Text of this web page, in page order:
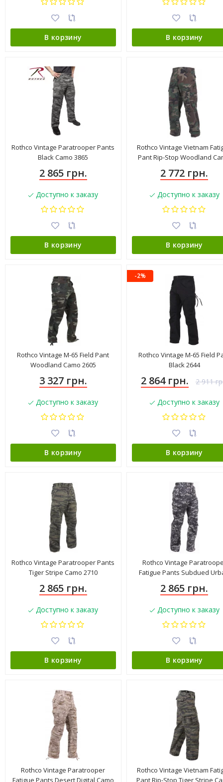
В корзину В корзину
Rothco Vintage Paratrooper Pants
Black Camo 3865
2 865 грн.
Доступно к заказу
В корзину
Rothco Vintage Vietnam
Pant Rip-Stop Woodland
2 772 грн.
Доступно к заказу
В корзину
Rothco Vintage M-65 Field Pant
Woodland Camo 2605
3 327 грн.
Доступно к заказу
В корзину
-2%
Rothco Vintage M-65 Field
Black 2644
2 864 грн. 2 911
Доступно к заказу
В корзину
Rothco Vintage Paratrooper Pants
Tiger Stripe Camo 2710
2 865 грн.
Доступно к заказу
В корзину
Rothco Vintage
Fatigue Pants Subdued
2 865 грн.
Доступно к заказу
В корзину
Rothco Vintage Paratrooper
Fatigue Pants Desert Digital Camo
Rothco Vintage Vietnam
Pant Rip-Stop Tiger Stripe